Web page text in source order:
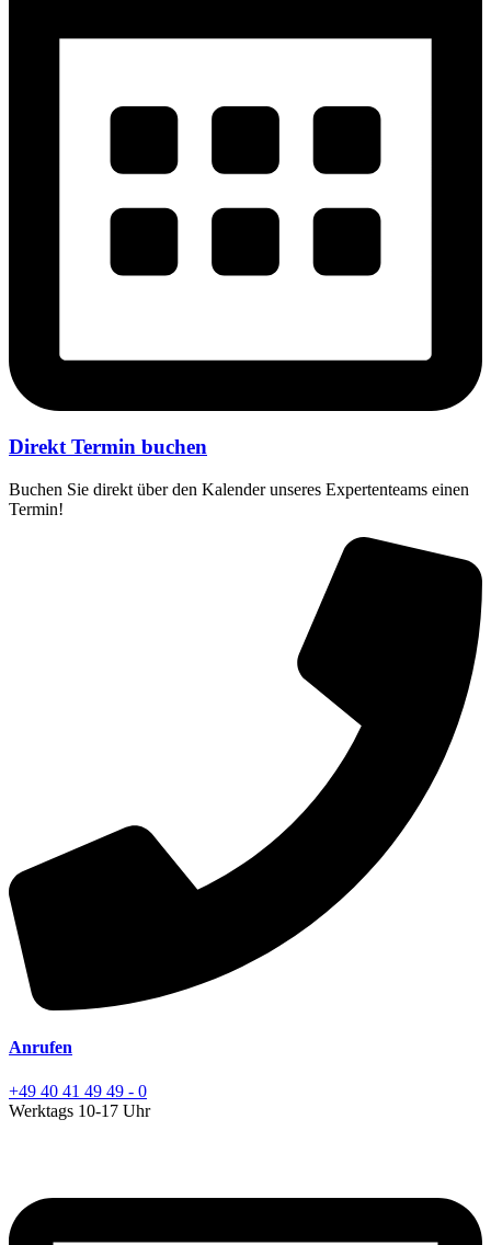
Direkt Termin buchen
Buchen Sie direkt über den Kalender unseres Expertenteams einen
Termin!
Anrufen
+49 40 41 49 49 - 0
Werktags 10-17 Uhr